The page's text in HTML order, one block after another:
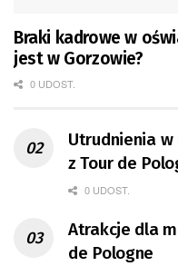
Braki kadrowe w
jest w Gorzowie?
0 UDOST.
Utrudnienia w
z Tour de
0 UDOST.
Atrakcje dla
de Pologne